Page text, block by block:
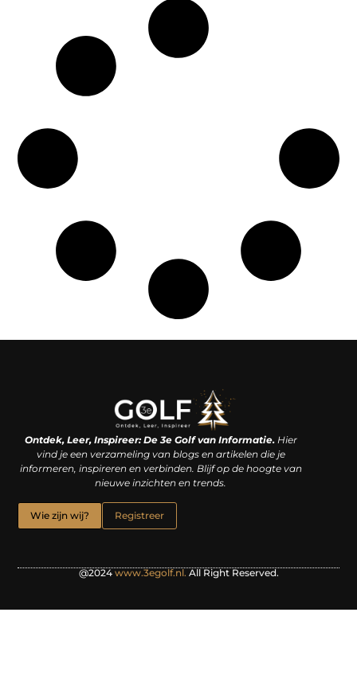
Ontdek, Leer, Inspireer: De 3e Golf van Informatie.Hier
vind je een verzameling van blogs en artikelen die je
informeren, inspireren en verbinden. Blijf op de hoogte van
nieuwe inzichten en trends.
Wie zijn wij? Registreer
@2024 www.3egolf.nl. All Right Reserved.